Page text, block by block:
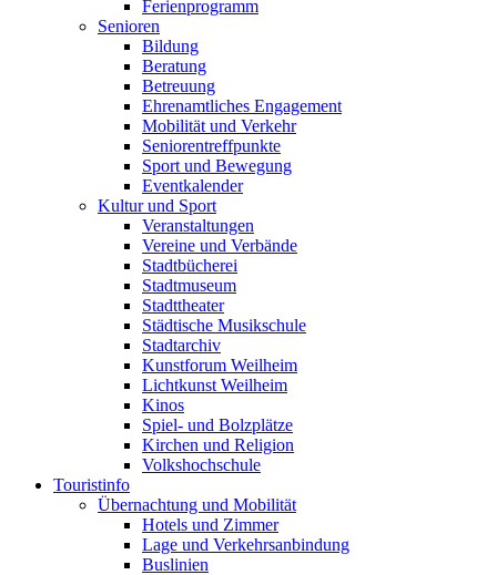
Ferienprogramm
Senioren
Bildung
Beratung
Betreuung
Ehrenamtliches Engagement
Mobilität und Verkehr
Seniorentreffpunkte
Sport und Bewegung
Eventkalender
Kultur und Sport
Veranstaltungen
Vereine und Verbände
Stadtbücherei
Stadtmuseum
Stadttheater
Städtische Musikschule
Stadtarchiv
Kunstforum Weilheim
Lichtkunst Weilheim
Kinos
Spiel- und Bolzplätze
Kirchen und Religion
Volkshochschule
Touristinfo
Übernachtung und Mobilität
Hotels und Zimmer
Lage und Verkehrsanbindung
Buslinien